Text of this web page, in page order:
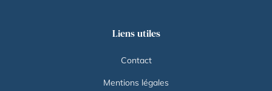
Liens utiles
Contact
Mentions légales